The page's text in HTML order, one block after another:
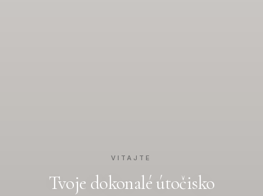
VITAJTE
Tvoje dokonalé útočisko